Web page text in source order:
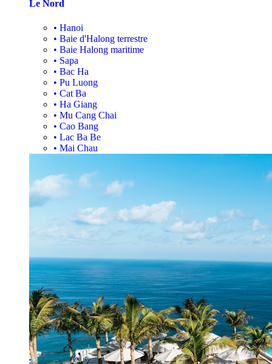
Le Nord
• Hanoi
• Baie d'Halong terrestre
• Baie Halong maritime
• Sapa
• Bac Ha
• Pu Luong
• Cat Ba
• Ha Giang
• Mu Cang Chai
• Cao Bang
• Lac Ba Be
• Mai Chau